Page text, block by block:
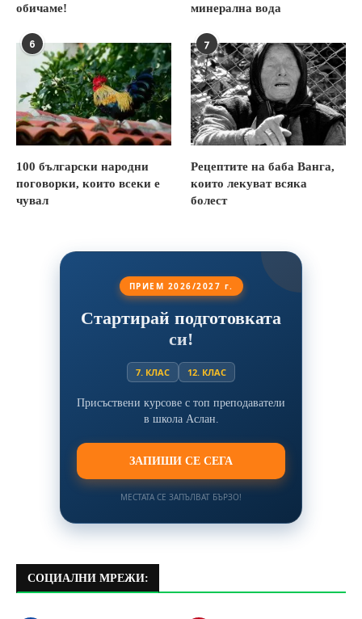
обичаме!
минерална вода
6
100 български народни
поговорки, които всеки е
чувал
7
Рецептите на баба Ванга,
които лекуват всяка
болест
ПРИЕМ 2026/2027 г.
Стартирай подготовката
си!
7. КЛАС 12. КЛАС
Присъствени курсове с топ преподаватели
в школа Аслан.
ЗАПИШИ СЕ СЕГА
МЕСТАТА СЕ ЗАПЪЛВАТ БЪРЗО!
СОЦИАЛНИ МРЕЖИ: